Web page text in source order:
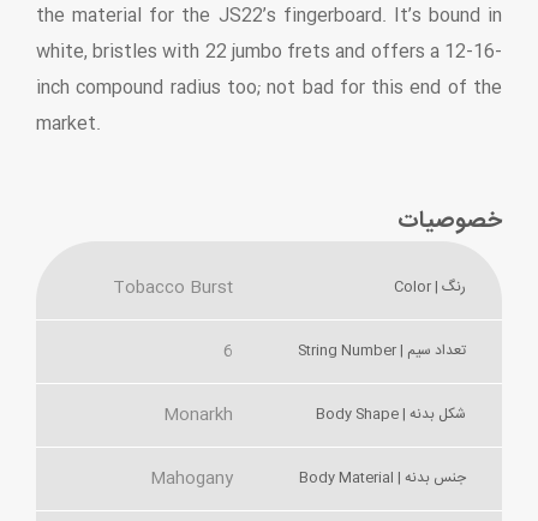
the material for the JS22’s fingerboard. It’s bound in
white, bristles with 22 jumbo frets and offers a 12-16-
inch compound radius too; not bad for this end of the
market.
خصوصیات
رنگ | Color Tobacco Burst
تعداد سیم | String Number 6
شکل بدنه | Body Shape Monarkh
جنس بدنه | Body Material Mahogany